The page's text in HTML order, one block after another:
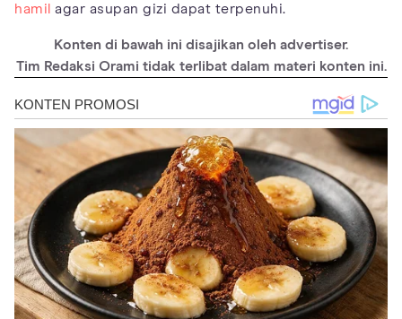
hamil agar asupan gizi dapat terpenuhi.
Konten di bawah ini disajikan oleh advertiser.
Tim Redaksi Orami tidak terlibat dalam materi konten ini.